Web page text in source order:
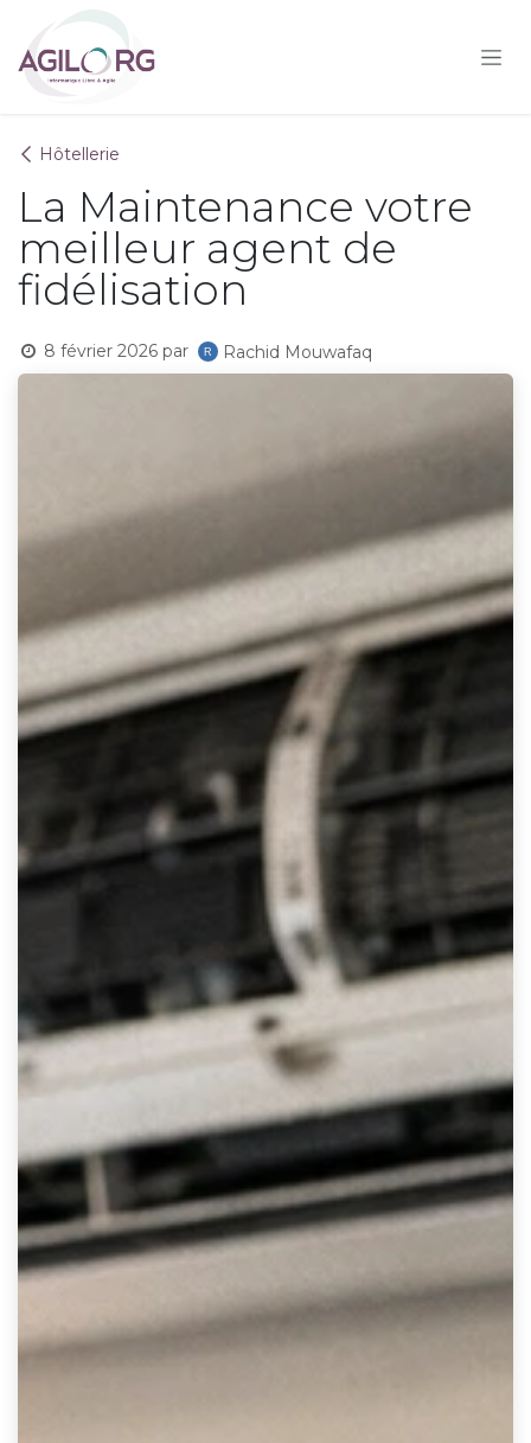
Hôtellerie
La Maintenance votre
meilleur agent de
fidélisation
8 février 2026 par Rachid Mouwafaq